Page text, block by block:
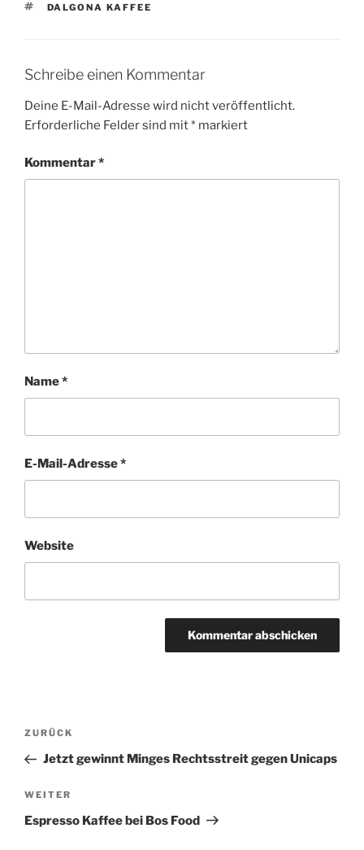
SCHLAGWÖRTER
DALGONA KAFFEE
Schreibe einen Kommentar
Deine E-Mail-Adresse wird nicht veröffentlicht.
Erforderliche Felder sind mit* markiert
Kommentar*
Name*
E-Mail-Adresse*
Website
e
r
a
t
Beitragsnavigation
Vorheriger
Beitrag
ZURÜCK
Jetzt gewinnt Minges Rechtsstreit gegen Unicaps
Nächster
Beitrag
WEITER
Espresso Kaffee bei Bos Food